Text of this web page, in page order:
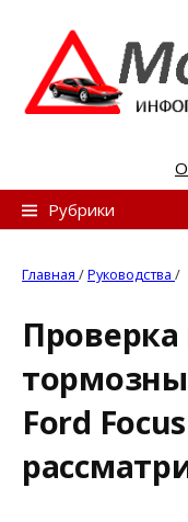
n
Рубрики
Главная /Руководства /
Ford